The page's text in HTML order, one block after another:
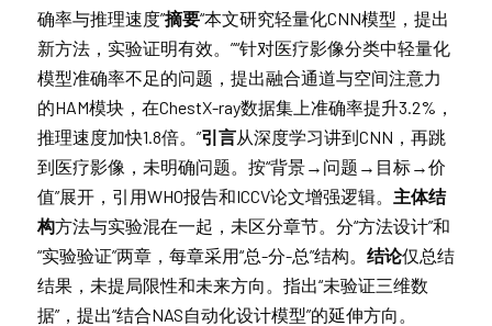
确率与推理速度”摘要“本文研究轻量化CNN模型，提出
新方法，实验证明有效。”“针对医疗影像分类中轻量化
模型准确率不足的问题，提出融合通道与空间注意力
的HAM模块，在ChestX-ray数据集上准确率提升3.2%，
推理速度加快1.8倍。”引言从深度学习讲到CNN，再跳
到医疗影像，未明确问题。按“背景→问题→目标→价
值”展开，引用WHO报告和ICCV论文增强逻辑。 主体结
构方法与实验混在一起，未区分章节。分“方法设计”和
“实验验证”两章，每章采用“总-分-总”结构。 结论仅总结
结果，未提局限性和未来方向。指出“未验证三维数
据”，提出“结合NAS自动化设计模型”的延伸方向。